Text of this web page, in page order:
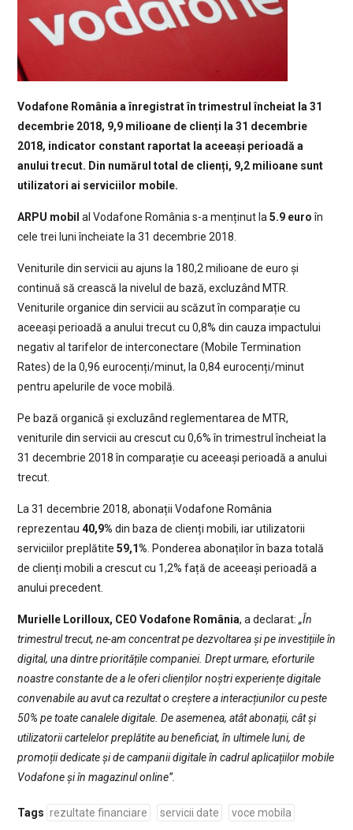
Vodafone România a înregistrat în trimestrul încheiat la 31
decembrie 2018, 9,9 milioane de clienți la 31 decembrie
2018, indicator constant raportat la aceeași perioadă a
anului trecut. Din numărul total de clienți, 9,2 milioane sunt
utilizatori ai serviciilor mobile.
ARPU mobil al Vodafone România s-a menținut la 5.9 euroîn
cele trei luni încheiate la 31 decembrie 2018.
Veniturile din servicii au ajuns la 180,2 milioane de euro și
continuă să crească la nivelul de bază, excluzând MTR.
Veniturile organice din servicii au scăzut în comparație cu
aceeași perioadă a anului trecut cu 0,8% din cauza impactului
negativ al tarifelor de interconectare (Mobile Termination
Rates) de la 0,96 eurocenți/minut, la 0,84 eurocenți/minut
pentru apelurile de voce mobilă.
Pe bază organică și excluzând reglementarea de MTR,
veniturile din servicii au crescut cu 0,6% în trimestrul încheiat la
31 decembrie 2018 în comparație cu aceeași perioadă a anului
trecut.
La 31 decembrie 2018, abonații Vodafone România
reprezentau 40,9% din baza de clienți mobili, iar utilizatorii
serviciilor preplătite 59,1% . Ponderea abonaților în baza totală
de clienți mobili a crescut cu 1,2% față de aceeași perioadă a
anului precedent.
Murielle Lorilloux, CEO Vodafone România, a declarat: „În
trimestrul trecut, ne-am concentrat pe dezvoltarea și pe investițiile în
digital, una dintre prioritățile companiei. Drept urmare, eforturile
noastre constante de a le oferi clienților noștri experiențe digitale
convenabile au avut ca rezultat o creștere a interacțiunilor cu peste
50% pe toate canalele digitale. De asemenea, atât abonații, cât și
utilizatorii cartelelor preplătite au beneficiat, în ultimele luni, de
promoții dedicate și de campanii digitale în cadrul aplicațiilor mobile
Vodafone și în magazinul online”.
Tags rezultate financiare servicii date voce mobila